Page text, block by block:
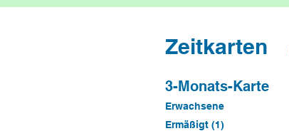
Zeitkarten
3-Monats-Karte
Erwachsene
Ermäßigt (1)